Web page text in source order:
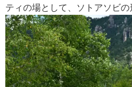
ティの場として、ソトアソビの